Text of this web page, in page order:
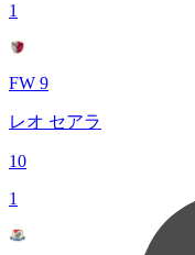
1
FW 9
レオ セアラ
10
1